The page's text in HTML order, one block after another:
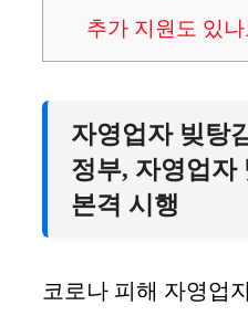
추가 지원도 있나
자영업자 빚탕
정부, 자영업자
본격 시행
코로나 피해 자영업